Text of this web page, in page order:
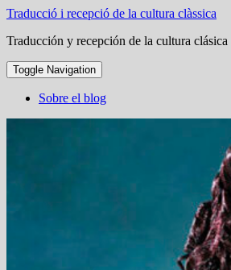
Traducció i recepció de la cultura clàssica
Traducción y recepción de la cultura clásica
Toggle Navigation
Sobre el blog